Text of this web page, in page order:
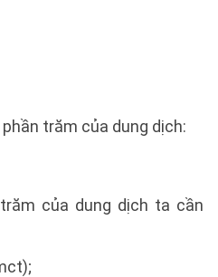
trăm của dung dịch:
của dung dịch ta cần